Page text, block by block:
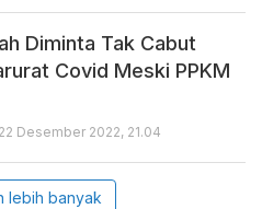
Diminta Tak Cabut
Covid Meski PPKM
Desember 2022, 21.04
lebih banyak